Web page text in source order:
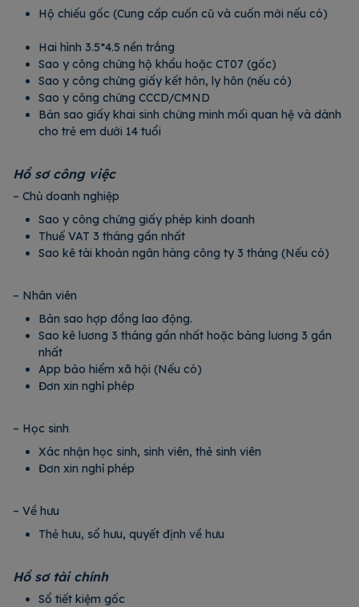
Hộ chiếu gốc (Cung cấp cuốn cũ và cuốn mới nếu có)
Hai hình 3.5*4.5 nền trắng
Sao y công chứng hộ khẩu hoặc CT07 (gốc)
Sao y công chứng giấy kết hôn, ly hôn (nếu có)
Sao y công chứng CCCD/CMND
Bản sao giấy khai sinh chứng minh mối quan hệ và dành
cho trẻ em dưới 14 tuổi
Hồ sơ công việc
– Chủ doanh nghiệp
Sao y công chứng giấy phép kinh doanh
Thuế VAT 3 tháng gần nhất
Sao kê tài khoản ngân hàng công ty 3 tháng (Nếu có)
– Nhân viên
Bản sao hợp đồng lao động.
Sao kê lương 3 tháng gần nhất hoặc bảng lương 3 gần
nhất
App bảo hiểm xã hội (Nếu có)
Đơn xin nghỉ phép
– Học sinh
Xác nhận học sinh, sinh viên, thẻ sinh viên
Đơn xin nghỉ phép
– Về hưu
Thẻ hưu, sổ hưu, quyết định về hưu
Hồ sơ tài chính
Sổ tiết kiệm gốc